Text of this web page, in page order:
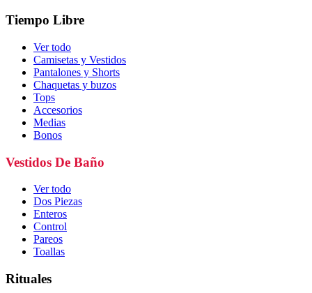
Tiempo Libre
Ver todo
Camisetas y Vestidos
Pantalones y Shorts
Chaquetas y buzos
Tops
Accesorios
Medias
Bonos
Vestidos De Baño
Ver todo
Dos Piezas
Enteros
Control
Pareos
Toallas
Rituales